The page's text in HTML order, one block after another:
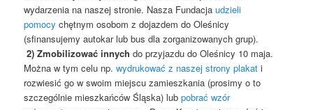
wydarzenia na naszej stronie. Nasza Fundacjaudzieli
pomocy chętnym osobom z dojazdem do Oleśnicy
(sfinansujemy autokar lub bus dla zorganizowanych grup).
2) Zmobilizować innych do przyjazdu do Oleśnicy 10 maja.
Można w tym celu np.wydrukować z naszej strony plakat i
rozwiesić go w swoim miejscu zamieszkania (prosimy o to
szczególnie mieszkańców Śląska) lubpobrać wzór